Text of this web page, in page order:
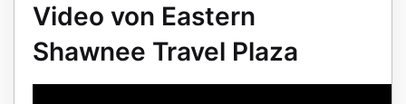
Video von Eastern
Shawnee Travel Plaza